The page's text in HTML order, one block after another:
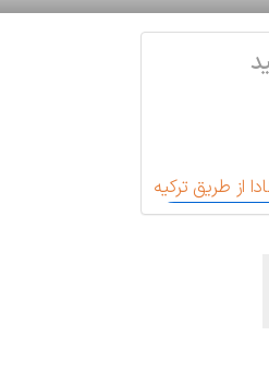
از طریق ترکیه